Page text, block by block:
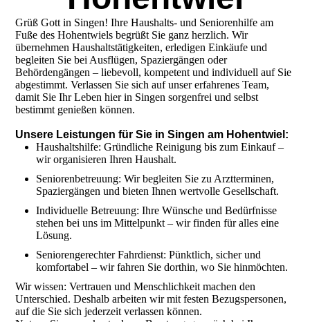
Grüß Gott in Singen! Ihre Haushalts- und Seniorenhilfe am
Fuße des Hohentwiels begrüßt Sie ganz herzlich. Wir
übernehmen Haushaltstätigkeiten, erledigen Einkäufe und
begleiten Sie bei Ausflügen, Spaziergängen oder
Behördengängen – liebevoll, kompetent und individuell auf Sie
abgestimmt. Verlassen Sie sich auf unser erfahrenes Team,
damit Sie Ihr Leben hier in Singen sorgenfrei und selbst
bestimmt genießen können.
Unsere Leistungen für Sie in Singen am Hohentwiel:
Haushaltshilfe: Gründliche Reinigung bis zum Einkauf –
wir organisieren Ihren Haushalt.
Seniorenbetreuung: Wir begleiten Sie zu Arztterminen,
Spaziergängen und bieten Ihnen wertvolle Gesellschaft.
Individuelle Betreuung: Ihre Wünsche und Bedürfnisse
stehen bei uns im Mittelpunkt – wir finden für alles eine
Lösung.
Seniorengerechter Fahrdienst: Pünktlich, sicher und
komfortabel – wir fahren Sie dorthin, wo Sie hinmöchten.
Wir wissen: Vertrauen und Menschlichkeit machen den
Unterschied. Deshalb arbeiten wir mit festen Bezugspersonen,
auf die Sie sich jederzeit verlassen können.